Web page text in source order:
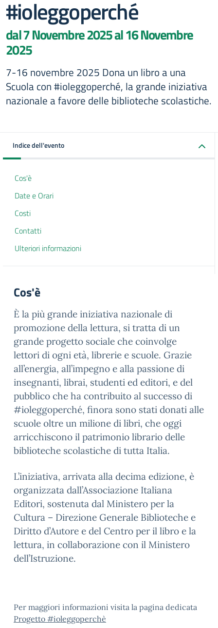
#ioleggoperché
dal 7 Novembre 2025 al 16 Novembre
2025
7-16 novembre 2025 Dona un libro a una
Scuola con #ioleggoperché, la grande iniziativa
nazionale a favore delle biblioteche scolastiche.
Indice dell'evento
Cos'è
Date e Orari
Costi
Contatti
Ulteriori informazioni
Cos'è
È la più grande iniziativa nazionale di
promozione della lettura, si tratta di un
grande progetto sociale che coinvolge
lettori di ogni età, librerie e scuole. Grazie
all’energia, all’impegno e alla passione di
insegnanti, librai, studenti ed editori, e del
pubblico che ha contribuito al successo di
#ioleggoperché, finora sono stati donati alle
scuole oltre un milione di libri, che oggi
arricchiscono il patrimonio librario delle
biblioteche scolastiche di tutta Italia.
L’iniziativa, arrivata alla decima edizione, è
organizzata dall’Associazione Italiana
Editori, sostenuta dal Ministero per la
Cultura – Direzione Generale Biblioteche e
Diritto d’Autore e del Centro per il libro e la
lettura, in collaborazione con il Ministero
dell’Istruzione.
Per maggiori informazioni visita la pagina dedicata
Progetto #ioleggoperchè